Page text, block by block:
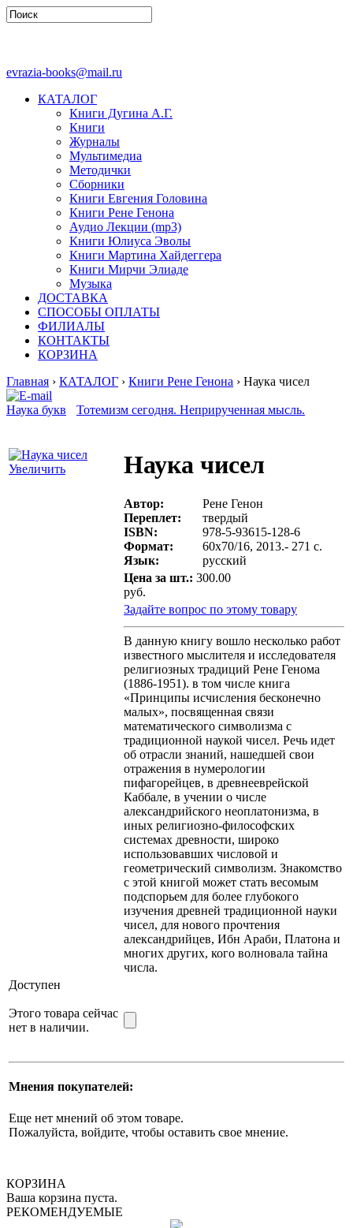
evrazia-books@mail.ru
КАТАЛОГ
Книги Дугина А.Г.
Книги
Журналы
Мультимедиа
Методички
Сборники
Книги Евгения Головина
Книги Рене Генона
Аудио Лекции (mp3)
Книги Юлиуса Эволы
Книги Мартина Хайдеггера
Книги Мирчи Элиаде
Музыка
ДОСТАВКА
СПОСОБЫ ОПЛАТЫ
ФИЛИАЛЫ
КОНТАКТЫ
КОРЗИНА
Главная › КАТАЛОГ › Книги Рене Генона › Наука чисел
Наука букв Тотемизм сегодня. Неприрученная мысль.
Увеличить Наука чисел
Автор:
Рене Генон
Переплет:
твердый
ISBN:
978-5-93615-128-6
Формат:
60х70/16, 2013.- 271 с.
Язык:
русский
Цена за шт.: 300.00
руб.
Задайте вопрос по этому товару
В данную книгу вошло несколько работ
известного мыслителя и исследователя
религиозных традиций Рене Генома
(1886-1951). в том числе книга
«Принципы исчисления бесконечно
малых», посвященная связи
математического символизма с
традиционной наукой чисел. Речь идет
об отрасли знаний, нашедшей свои
отражения в нумерологии
пифагорейцев, в древнееврейской
Каббале, в учении о числе
александрийского неоплатонизма, в
иных религиозно-философских
системах древности, широко
использовавших числовой и
геометрический символизм. Знакомство
с этой книгой может стать весомым
подспорьем для более глубокого
изучения древней традиционной науки
чисел, для нового прочтения
александрийцев, Ибн Араби, Платона и
многих других, кого волновала тайна
числа.
Доступен
Этого товара сейчас
нет в наличии.
Мнения покупателей:
Еще нет мнений об этом товаре.
Пожалуйста, войдите, чтобы оставить свое мнение.
КОРЗИНА
Ваша корзина пуста.
РЕКОМЕНДУЕМЫЕ